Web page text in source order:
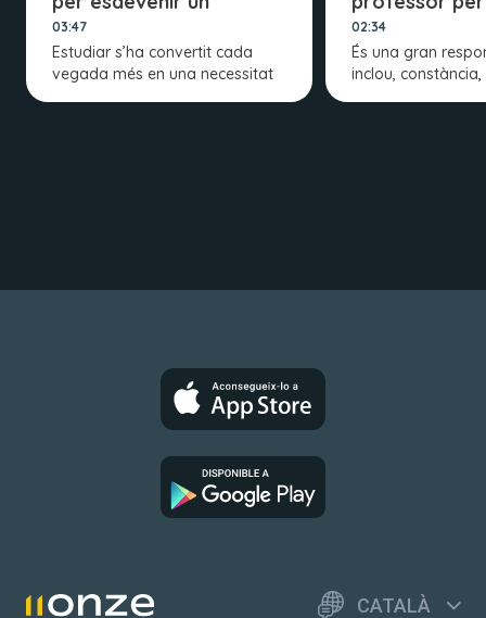
professor/a
03:47
Estudiar s’ha convertit cada
vegada més en una necessitat
comunitat
02:34
És una gran
inclou,
CATALÀ